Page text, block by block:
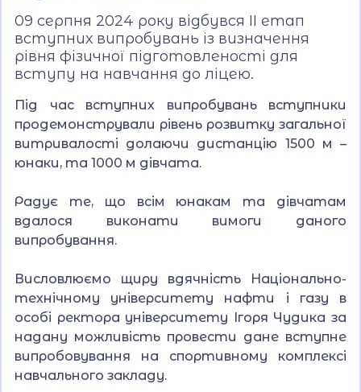
09 серпня 2024 року відбувся ІІ етап
вступних випробувань із визначення
рівня фізичної підготовленості для
вступу на навчання до ліцею.
Під час вступних випробувань вступники
продемонстрували рівень розвитку загальної
витривалості долаючи дистанцію 1500 м –
юнаки, та 1000 м дівчата.
Радує те, що всім юнакам та дівчатам
вдалося виконати вимоги даного
випробування.
Висловлюємо щиру вдячність Національно-
технічному університету нафти і газу в
особі ректора університету Ігоря Чудика за
надану можливість провести дане вступне
випробовування на спортивному комплексі
навчального закладу.